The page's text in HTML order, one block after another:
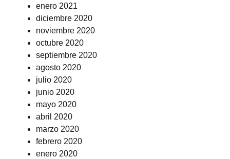
enero 2021
diciembre 2020
noviembre 2020
octubre 2020
septiembre 2020
agosto 2020
julio 2020
junio 2020
mayo 2020
abril 2020
marzo 2020
febrero 2020
enero 2020